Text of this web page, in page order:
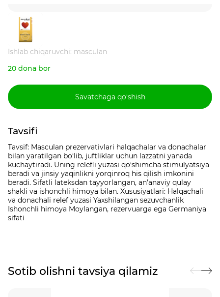
Ishlab chiqaruvchi: masculan
20 dona bor
Savatchaga qo‘shish
Tavsifi
Tavsif: Masculan prezervativlari halqachalar va donachalar
bilan yaratilgan bo‘lib, juftliklar uchun lazzatni yanada
kuchaytiradi. Uning relefli yuzasi qo‘shimcha stimulyatsiya
beradi va jinsiy yaqinlikni yorqinroq his qilish imkonini
beradi. Sifatli lateksdan tayyorlangan, an’anaviy qulay
shakli va ishonchli himoya bilan. Xususiyatlari: Halqachali
va donachali relef yuzasi Yaxshilangan sezuvchanlik
Ishonchli himoya Moylangan, rezervuarga ega Germaniya
sifati
Sotib olishni tavsiya qilamiz